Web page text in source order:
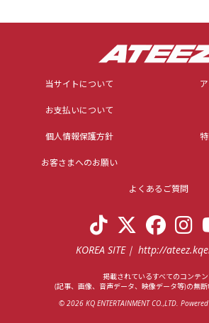
当サイトについて
お支払いについて
個人情報保護方針
お客さまへのお願い
よくあるご質問
KOREA SITE http://
掲載されているすべてのコンテン
(記事、画像、音声データ、映像データ等)の無断
© 2026 KQ ENTERTAINMENT CO.,LTD.